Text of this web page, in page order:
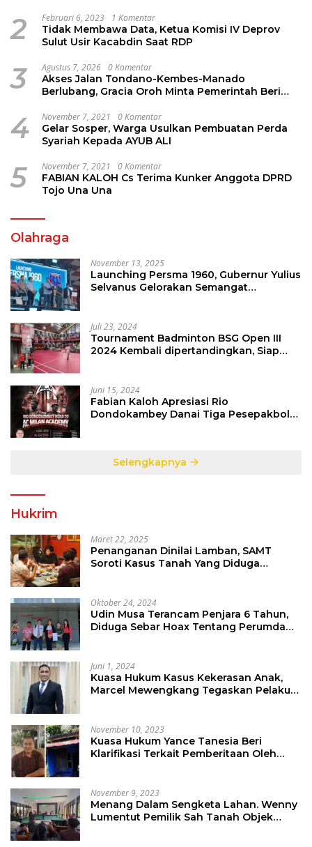
2 Februari 6, 2023 1 Komentar
Tidak Membawa Data, Ketua Komisi IV Deprov
Sulut Usir Kacabdin Saat RDP
3 Agustus 7, 2026 0 Komentar
Akses Jalan Tondano-Kembes-Manado
Berlubang, Gracia Oroh Minta Pemerintah Beri
4 November 7, 2021 0 Komentar
Gelar Sosper, Warga Usulkan Pembuatan Perda
Syariah Kepada AYUB ALI
5 November 7, 2021 0 Komentar
FABIAN KALOH Cs Terima Kunker Anggota DPRD
Tojo Una Una
Olahraga
November 13, 2025
Launching Persma 1960, Gubernur Yulius
Selvanus Gelorakan Semangat
Juli 23, 2024
Tournament Badminton BSG Open III
2024 Kembali dipertandingkan, Siap
Juni 15, 2024
Fabian Kaloh Apresiasi Rio
Dondokambey Danai Tiga Pesepakbola
Selengkapnya
Hukrim
Maret 22, 2025
Penanganan Dinilai Lamban, SAMT
Soroti Kasus Tanah Yang Diduga
Oktober 24, 2024
Udin Musa Terancam Penjara 6 Tahun,
Diduga Sebar Hoax Tentang Perumda
Juni 1, 2024
Kuasa Hukum Kasus Kekerasan Anak,
Marcel Mewengkang Tegaskan Pelaku
November 10, 2023
Kuasa Hukum Yance Tanesia Beri
Klarifikasi Terkait Pemberitaan Oleh
November 9, 2023
Menang Dalam Sengketa Lahan. Wenny
Lumentut Pemilik Sah Tanah Objek